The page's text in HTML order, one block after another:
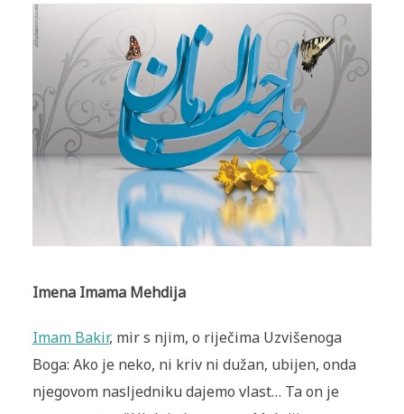
Imena Imama Mehdija
Imam Bakir, mir s njim, o riječima Uzvišenoga
Boga: Ako je neko, ni kriv ni dužan, ubijen, onda
njegovom nasljedniku dajemo vlast… Ta on je